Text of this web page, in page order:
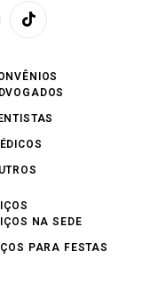
TikTok
NA SEDE
PARA FESTAS